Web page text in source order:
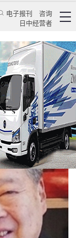
电子报刊
咨询
日中经营者